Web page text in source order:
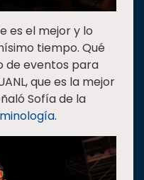
es el mejor y lo
tiempo. Qué
de eventos para
que es la mejor
Sofía de la
.